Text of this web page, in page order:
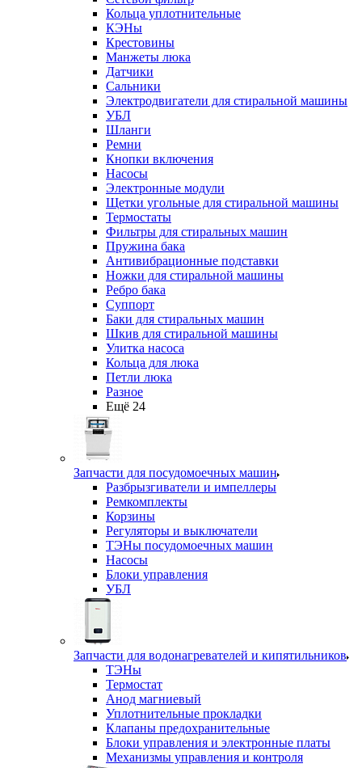
Кольца уплотнительные
КЭНы
Крестовины
Манжеты люка
Датчики
Сальники
Электродвигатели для стиральной машины
УБЛ
Шланги
Ремни
Кнопки включения
Насосы
Электронные модули
Щетки угольные для стиральной машины
Термостаты
Фильтры для стиральных машин
Пружина бака
Антивибрационные подставки
Ножки для стиральной машины
Ребро бака
Суппорт
Баки для стиральных машин
Шкив для стиральной машины
Улитка насоса
Кольца для люка
Петли люка
Разное
Ещё 24
Запчасти для посудомоечных машин
Разбрызгиватели и импеллеры
Ремкомплекты
Корзины
Регуляторы и выключатели
ТЭНы посудомоечных машин
Насосы
Блоки управления
УБЛ
Запчасти для водонагревателей и кипятильников
ТЭНы
Термостат
Анод магниевый
Уплотнительные прокладки
Клапаны предохранительные
Блоки управления и электронные платы
Механизмы управления и контроля